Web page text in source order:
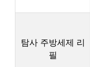
탐사 주방세제 리
필